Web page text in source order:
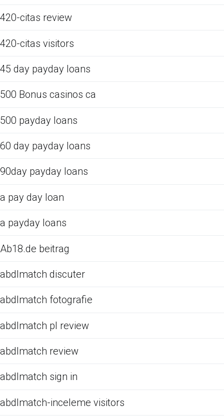
420-citas review
420-citas visitors
45 day payday loans
500 Bonus casinos ca
500 payday loans
60 day payday loans
90day payday loans
a pay day loan
a payday loans
Ab18.de beitrag
abdlmatch discuter
abdlmatch fotografie
abdlmatch pl review
abdlmatch review
abdlmatch sign in
abdlmatch-inceleme visitors